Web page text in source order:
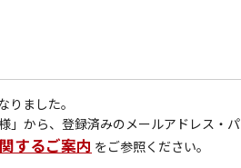
ました。
から、登録済みのメールアドレス・パ
するご案内 をご参照ください。